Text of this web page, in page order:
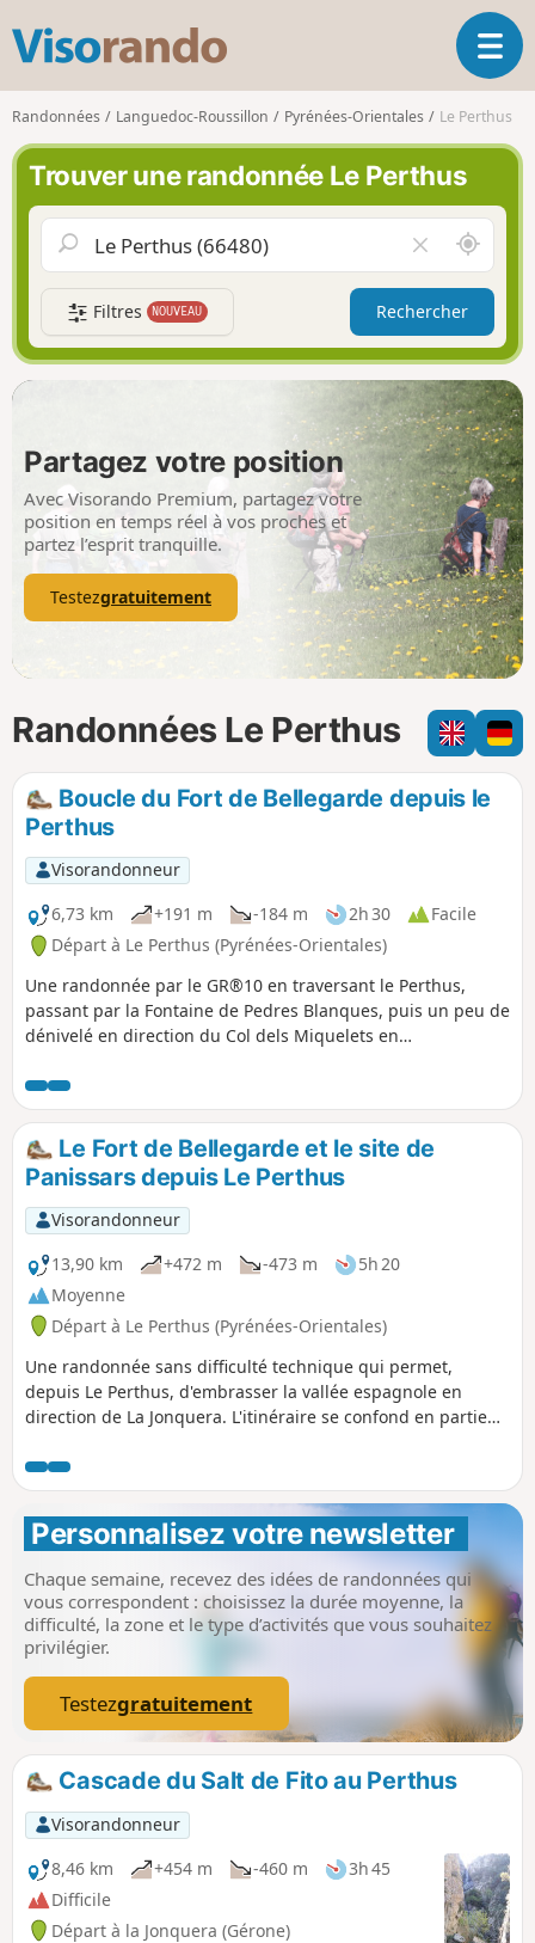
s
o
r
n
d
o
O
u
l
a
i
g
a
t
i
o
n
Randonnées Languedoc-Roussillon Pyrénées-Orientales Le Perthus
Trouver une randonnée Le Perthus
i
d
e
r
l
e
c
h
a
m
p
A
u
t
u
r
d
e
m
o
i
Filtres NOUVEAU Rechercher
Partagez votre position
Avec Visorando Premium, partagez votre
position en temps réel à vos proches et
partez l’esprit tranquille.
Testezgratuitement
Randonnées Le Perthus
Boucle du Fort de Bellegarde depuis le
Perthus
Visorandonneur
6,73 km
+191 m -184 m 2h 30
Facile
Départ à Le Perthus (Pyrénées-Orientales)
Une randonnée par le GR®10 en traversant le Perthus,
passant par la Fontaine de Pedres Blanques, puis un peu de
dénivelé en direction du Col dels Miquelets en
contournant le Fort de Bellegarde. Perthus est une ville
dont une partie est en Espagne (els Portús).
Le Fort de Bellegarde et le site de
Panissars depuis Le Perthus
Visorandonneur
13,90 km
+472 m -473 m
5h 20
Moyenne
Départ à Le Perthus (Pyrénées-Orientales)
Une randonnée sans difficulté technique qui permet,
depuis Le Perthus, d'embrasser la vallée espagnole en
direction de La Jonquera. L'itinéraire se confond en partie
militaires d'antan (fort et redoute) mais également le site
romain de Panissars dont les vestiges de la Via Domitia.
Personnalisez votre newsletter
Chaque semaine, recevez des idées de randonnées qui
vous correspondent : choisissez la durée moyenne, la
difficulté, la zone et le type d’activités que vous souhaitez
privilégier.
Testezgratuitement
Cascade du Salt de Fito au Perthus
Visorandonneur
8,46 km
+454 m -460 m
3h 45
Difficile
Départ à la Jonquera (Gérone)